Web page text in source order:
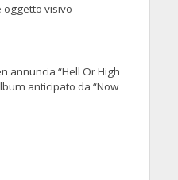
oggetto visivo
annuncia “Hell Or High
anticipato da “Now